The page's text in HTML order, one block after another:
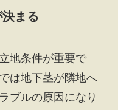
まる
地条件が重要で
は地下茎が隣地へ
ブルの原因になり